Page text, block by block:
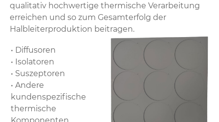
qualitativ hochwertige thermische Verarbeitung
erreichen und so zum Gesamterfolg der
Halbleiterproduktion beitragen.
• Diffusoren
• Isolatoren
• Suszeptoren
• Andere
kundenspezifische
thermische